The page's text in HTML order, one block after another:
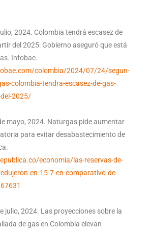
2024. Colombia tendrá escasez de
del 2025: Gobierno aseguró que está
Infobae.
colombia/2024/07/24/segun-
colombia-tendra-escasez-de-gas-
2025/
mayo, 2024. Naturgas pide aumentar
para evitar desabastecimiento de
economia/las-reservas-de-
en-15-7-en-comparativo-de-
julio, 2024. Las proyecciones sobre la
de gas en Colombia elevan